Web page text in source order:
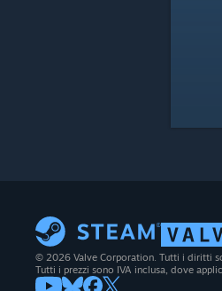
© 2026 Valve Corporation. Tutti i diritti
Tutti i prezzi sono IVA inclusa, dove